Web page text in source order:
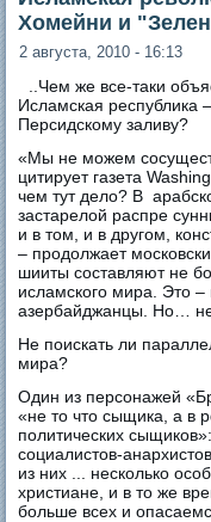
Хомейни и
2 августа, 2010 - 16:13
..Чем же все-таки
Исламская республика
Персидскому заливу?
«Мы не можем
цитирует газета
чем тут дело? В
застарелой распре
и в том, и в другом,
– продолжает
шииты составляют не
исламского мира. Это –
азербайджанцы. Но…
Не поискать ли
мира?
Один из персонажей
«не то что сыщика, а в
политических
социалистов-
из них ... несколько
христиане, и в то же
больше всех и